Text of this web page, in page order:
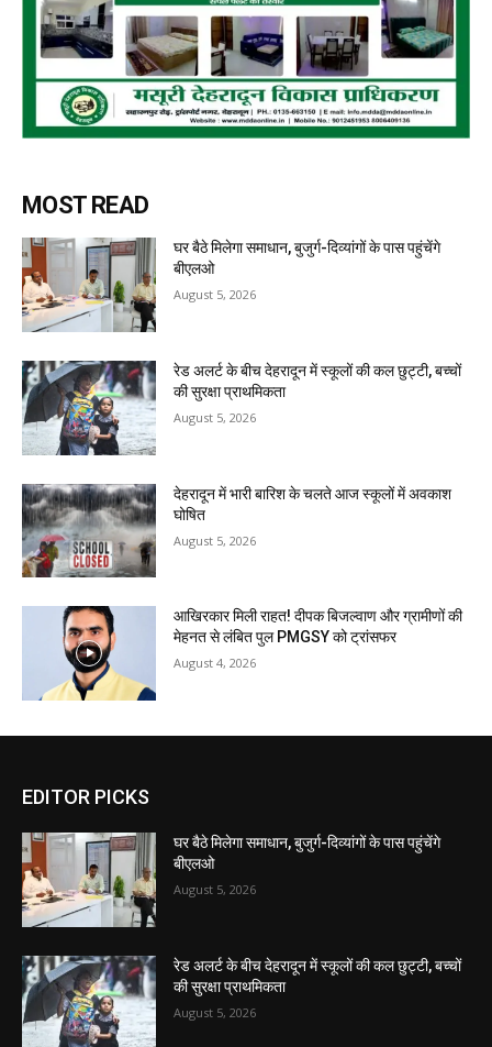
MOST READ
घर बैठे मिलेगा समाधान, बुजुर्ग-दिव्यांगों के पास पहुंचेंगे
बीएलओ
August 5, 2026
रेड अलर्ट के बीच देहरादून में स्कूलों की कल छुट्टी, बच्चों
की सुरक्षा प्राथमिकता
August 5, 2026
देहरादून में भारी बारिश के चलते आज स्कूलों में अवकाश
घोषित
August 5, 2026
आखिरकार मिली राहत! दीपक बिजल्वाण और ग्रामीणों की
मेहनत से लंबित पुल PMGSY को ट्रांसफर
August 4, 2026
EDITOR PICKS
घर बैठे मिलेगा समाधान, बुजुर्ग-दिव्यांगों के पास पहुंचेंगे
बीएलओ
August 5, 2026
रेड अलर्ट के बीच देहरादून में स्कूलों की कल छुट्टी, बच्चों
की सुरक्षा प्राथमिकता
August 5, 2026